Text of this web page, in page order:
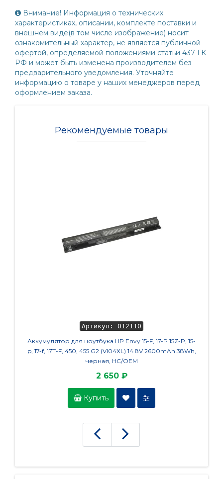
Внимание! Информация о технических
характеристиках, описании, комплекте поставки и
внешнем виде(в том числе изображение) носит
ознакомительный характер, не является публичной
офертой, определяемой положениями статьи 437 ГК
РФ и может быть изменена производителем без
предварительного уведомления. Уточняйте
информацию о товаре у наших менеджеров перед
оформлением заказа.
Рекомендуемые товары
Артикул: 012110
Аккумулятор для ноутбука HP Envy 15-F, 17-P 15Z-P, 15-
p, 17-f, 17T-F, 450, 455 G2 (VI04XL) 14.8V 2600mAh 38Wh,
черная, HC/OEM
2 650 ₽
Купить